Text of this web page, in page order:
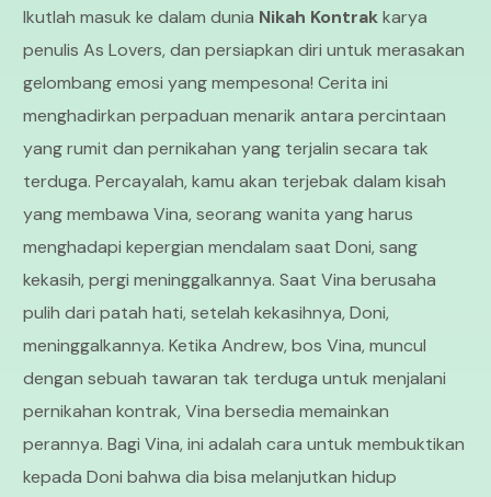
Ikutlah masuk ke dalam dunia Nikah Kontrakkarya
penulis As Lovers, dan persiapkan diri untuk merasakan
gelombang emosi yang mempesona! Cerita ini
menghadirkan perpaduan menarik antara percintaan
yang rumit dan pernikahan yang terjalin secara tak
terduga. Percayalah, kamu akan terjebak dalam kisah
yang membawa Vina, seorang wanita yang harus
menghadapi kepergian mendalam saat Doni, sang
kekasih, pergi meninggalkannya. Saat Vina berusaha
pulih dari patah hati, setelah kekasihnya, Doni,
meninggalkannya. Ketika Andrew, bos Vina, muncul
dengan sebuah tawaran tak terduga untuk menjalani
pernikahan kontrak, Vina bersedia memainkan
perannya. Bagi Vina, ini adalah cara untuk membuktikan
kepada Doni bahwa dia bisa melanjutkan hidup